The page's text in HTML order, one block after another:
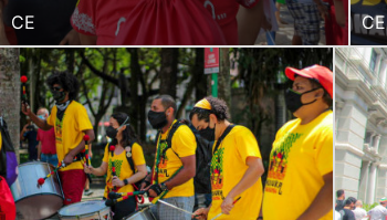
CE CE